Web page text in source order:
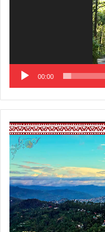
00:00
Video
Player